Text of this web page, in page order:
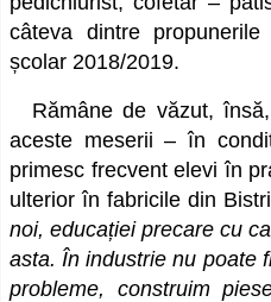
câteva dintre
școlar 2018/2019.
Rămâne de văzut,
aceste meserii – în
primesc frecvent elevi în
ulterior în fabricile din
noi, educației precare cu
asta. În industrie nu poate
probleme, construim